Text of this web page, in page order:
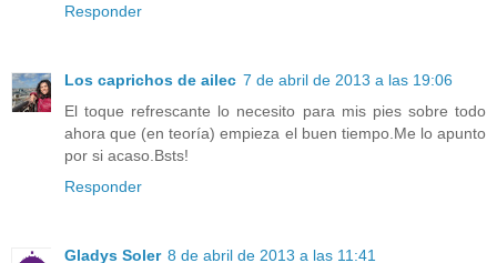
Responder
Los caprichos de ailec 7 de abril de 2013 a las 19:06
El toque refrescante lo necesito para mis pies sobre todo
ahora que (en teoría) empieza el buen tiempo.Me lo apunto
por si acaso.Bsts!
Responder
Gladys Soler 8 de abril de 2013 a las 11:41